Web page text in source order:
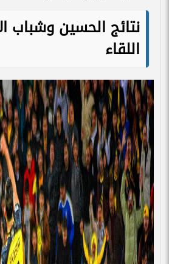
نتائج الحسين وشباب
اللقاء